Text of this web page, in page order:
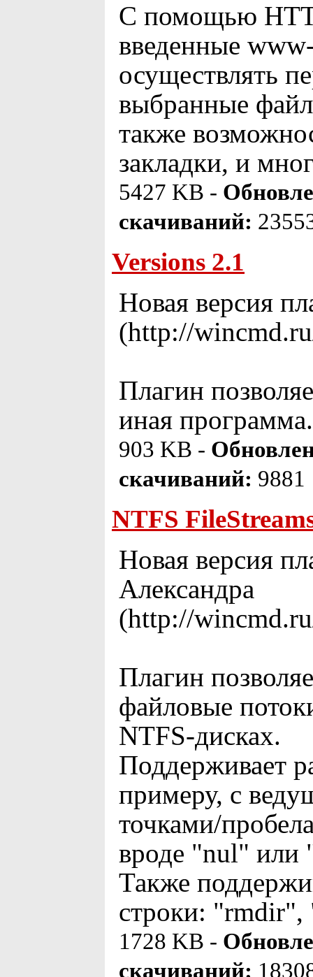
С помощью
введенные
осуществлять
выбранные
также
закладки, и
5427 KB -
скачиваний:
Versions 2.1
Новая версия
(http://
Плагин
иная программа.
903 KB -
скачиваний: 9881
NTFS
Новая версия
Александра
(http://
Плагин
файловые
NTFS-дисках.
Поддерживает
примеру, с
точками/
вроде "nul" или
Также
строки:
1728 KB -
скачиваний: